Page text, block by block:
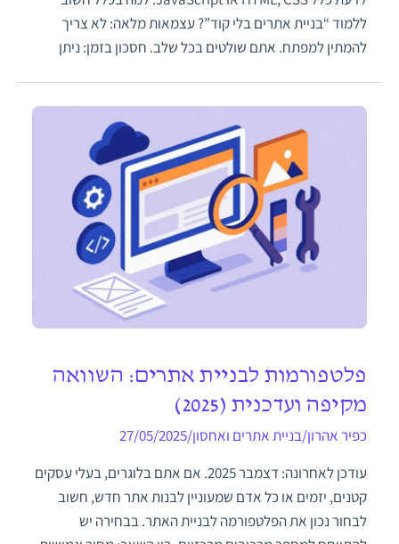
ללמוד “בניית אתרים בלי קוד”? עצמאות מלאה: לא צריך
להמתין למפתח. אתם שולטים בכל שלב. חסכון בזמן: ניתן
פלטפורמות לבניית אתרים: השוואה
מקיפה ועדכנית (2025)
כפיר אהרון/בניית אתרים ואחסון/
27/05/2025
עודכן לאחרונה: דצמבר 2025. אם אתם בלוגרים, בעלי עסקים
קטנים, יזמים או כל אדם שמעוניין לבנות אתר חדש, חשוב
לבחור נכון את הפלטפורמה לבניית האתר. בבחירה יש